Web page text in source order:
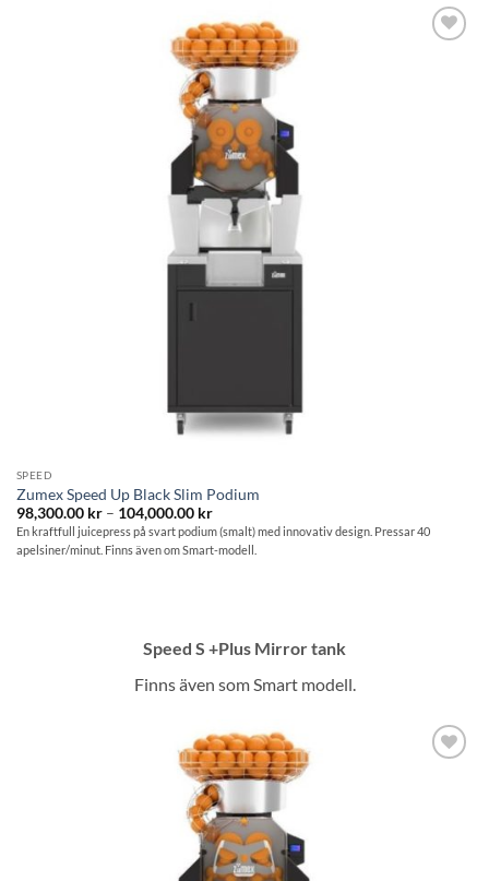
SPEED
Zumex Speed Up Black Slim Podium
98,300.00 kr – 104,000.00 krPrisintervall:
98,300.00 kr
till
104,000.00 kr
En kraftfull juicepress på svart podium (smalt) med innovativ design. Pressar 40
apelsiner/minut. Finns även om Smart-modell.
Speed S +Plus Mirror tank
Finns även som Smart modell.